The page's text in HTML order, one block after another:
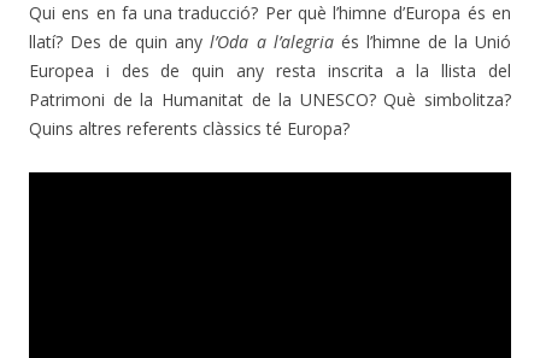
Qui ens en fa una traducció? Per què l’himne d’Europa és en
llatí? Des de quin anyl’Oda a l’alegria és l’himne de la Unió
Europea i des de quin any resta inscrita a la llista del
Patrimoni de la Humanitat de la UNESCO? Què simbolitza?
Quins altres referents clàssics té Europa?